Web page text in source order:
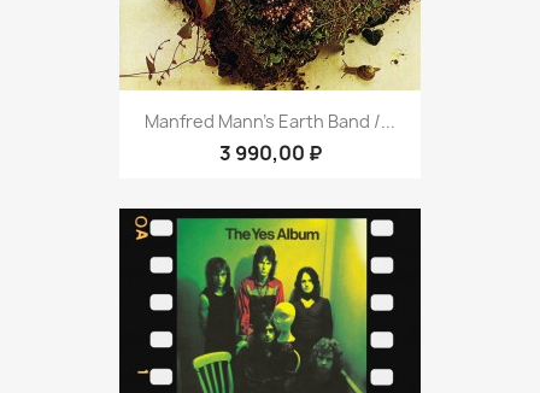
Manfred Mann's Earth Band /...
3 990,00 ₽